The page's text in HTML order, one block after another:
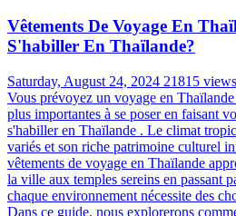
Vêtements De Voyage En
S'habiller En Thaïlande?
Saturday, August 24, 2024 21815 views
Vous prévoyez un voyage en
plus importantes à se poser en faisant
s'habiller en Thaïlande . Le climat
variés et son riche patrimoine culturel
vêtements de voyage en Thaïlande
la ville aux temples sereins en passant
chaque environnement nécessite des
Dans ce guide, nous explorerons